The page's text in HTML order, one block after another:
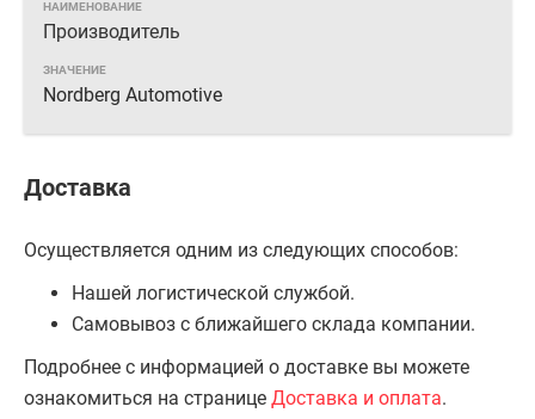
Производитель
Nordberg Automotive
Доставка
Осуществляется одним из следующих способов:
Нашей логистической службой.
Самовывоз с ближайшего склада компании.
Подробнее с информацией о доставке вы можете
ознакомиться на странице Доставка и оплата.